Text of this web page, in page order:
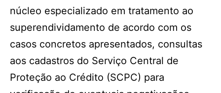
núcleo especializado em tratamento ao
superendividamento de acordo com os
casos concretos apresentados, consultas
aos cadastros do Serviço Central de
Proteção ao Crédito (SCPC) para